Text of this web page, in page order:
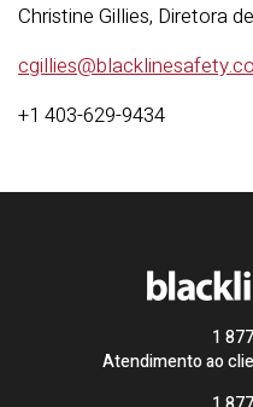
Christine Gillies,
+1 403-629-9434
1
Atendimento ao